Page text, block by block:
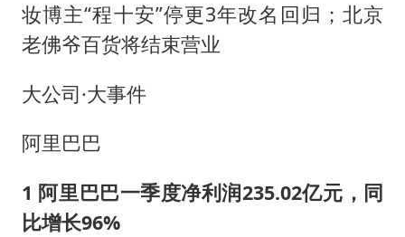
美将每月供乌爱国者拦截导弹
《龙餐馆》 冲奖
宝妈给四胞胎取名平安喜乐
妆博主“程十安”停更3年改名回归；北京
老佛爷百货将结束营业
大公司·大事件
阿里巴巴
1 阿里巴巴一季度净利润235.02亿元，同
比增长96%